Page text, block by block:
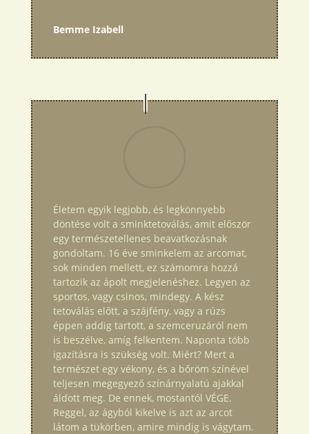
Bemme Izabell
Életem egyik legjobb, és legkönnyebb
döntése volt a sminktetoválás, amit először
egy természetellenes beavatkozásnak
gondoltam. 16 éve sminkelem az arcomat,
sok minden mellett, ez számomra hozzá
tartozik az ápolt megjelenéshez. Legyen az
sportos, vagy csinos, mindegy. A kész
tetoválás előtt, a szájfény, vagy a rúzs
éppen addig tartott, a szemceruzáról nem
is beszélve, amíg felkentem. Naponta több
igazításra is szükség volt. Miért? Mert a
természet egy vékony, és a bőröm színével
teljesen megegyező színárnyalatú ajakkal
áldott meg. De ennek, mostantól VÉGE.
Reggel, az ágyból kikelve is azt az arcot
látom a tükörben, amire mindig is vágytam.